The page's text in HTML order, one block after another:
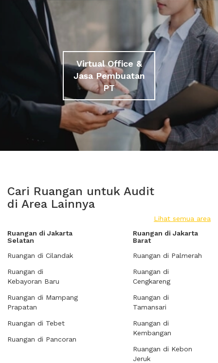
Virtual Office &
Jasa Pembuatan
PT
Cari Ruangan untuk Audit
di Area Lainnya
Lihat semua area
Ruangan di Jakarta
Selatan
Ruangan di Cilandak
Ruangan di
Kebayoran Baru
Ruangan di Mampang
Prapatan
Ruangan di Tebet
Ruangan di Pancoran
Ruangan di Jakarta
Barat
Ruangan di Palmerah
Ruangan di
Cengkareng
Ruangan di
Tamansari
Ruangan di
Kembangan
Ruangan di Kebon
Jeruk